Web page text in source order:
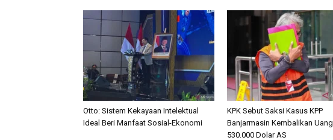
Otto: Sistem Kekayaan Intelektual
Ideal Beri Manfaat Sosial-Ekonomi
KPK Sebut Saksi Kasus KPP
Banjarmasin Kembalikan Uang
530.000 Dolar AS